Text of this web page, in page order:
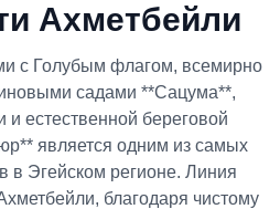
Ахметбейли
с Голубым флагом, всемирно
садами **Сацума**,
естественной береговой
является одним из самых
в Эгейском регионе. Линия
благодаря чистому